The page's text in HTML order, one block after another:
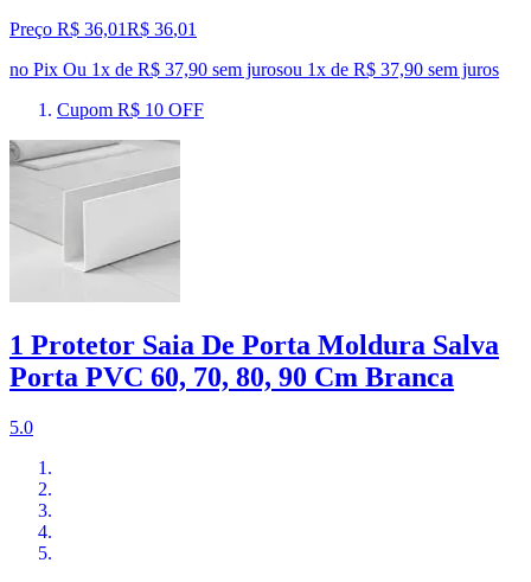
Preço R$ 36,01R$ 36,01
no Pix Ou 1x de R$ 37,90 sem jurosou 1x de R$ 37,90 sem juros
Cupom R$ 10 OFF
1 Protetor Saia De Porta Moldura Salva
Porta PVC 60, 70, 80, 90 Cm Branca
5.0